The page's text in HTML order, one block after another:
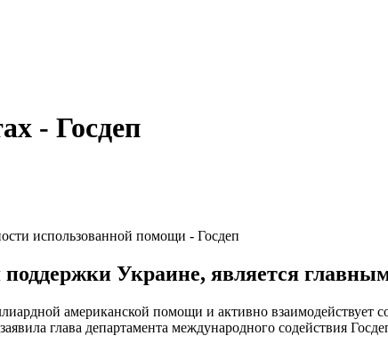
- Госдеп
использованной помощи - Госдеп
поддержки Украине, является
американской помощи и активно
заявила глава департамента международного содействия